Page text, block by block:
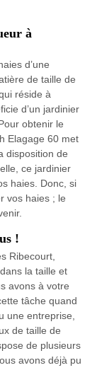
à
d’une
de taille de
réside à
d’un jardinier
obtenir le
Elagage 60 met
disposition de
ce jardinier
haies. Donc, si
vos haies ; le
!
Ribecourt,
la taille et
avons à votre
tâche quand
une entreprise,
de taille de
de plusieurs
avons déjà pu